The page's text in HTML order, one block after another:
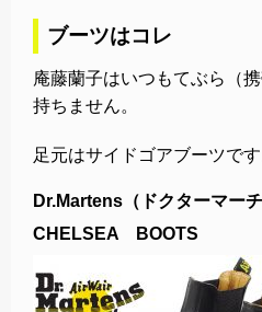
ブーツはコレ
庵藤蘭子はいつもてぶら（
持ちません。
足元はサイドゴアブーツです
Dr.Martens（ドクターマーチ
CHELSEA BOOTS